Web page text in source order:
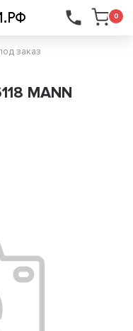
0
...
заказ
MANN